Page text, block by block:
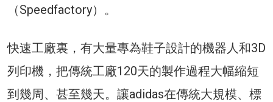
（Speedfactory）。
快速工廠裏，有大量專為鞋子設計的機器人和3D
列印機，把傳統工廠120天的製作過程大幅縮短
到幾周、甚至幾天。讓adidas在傳統大規模、標